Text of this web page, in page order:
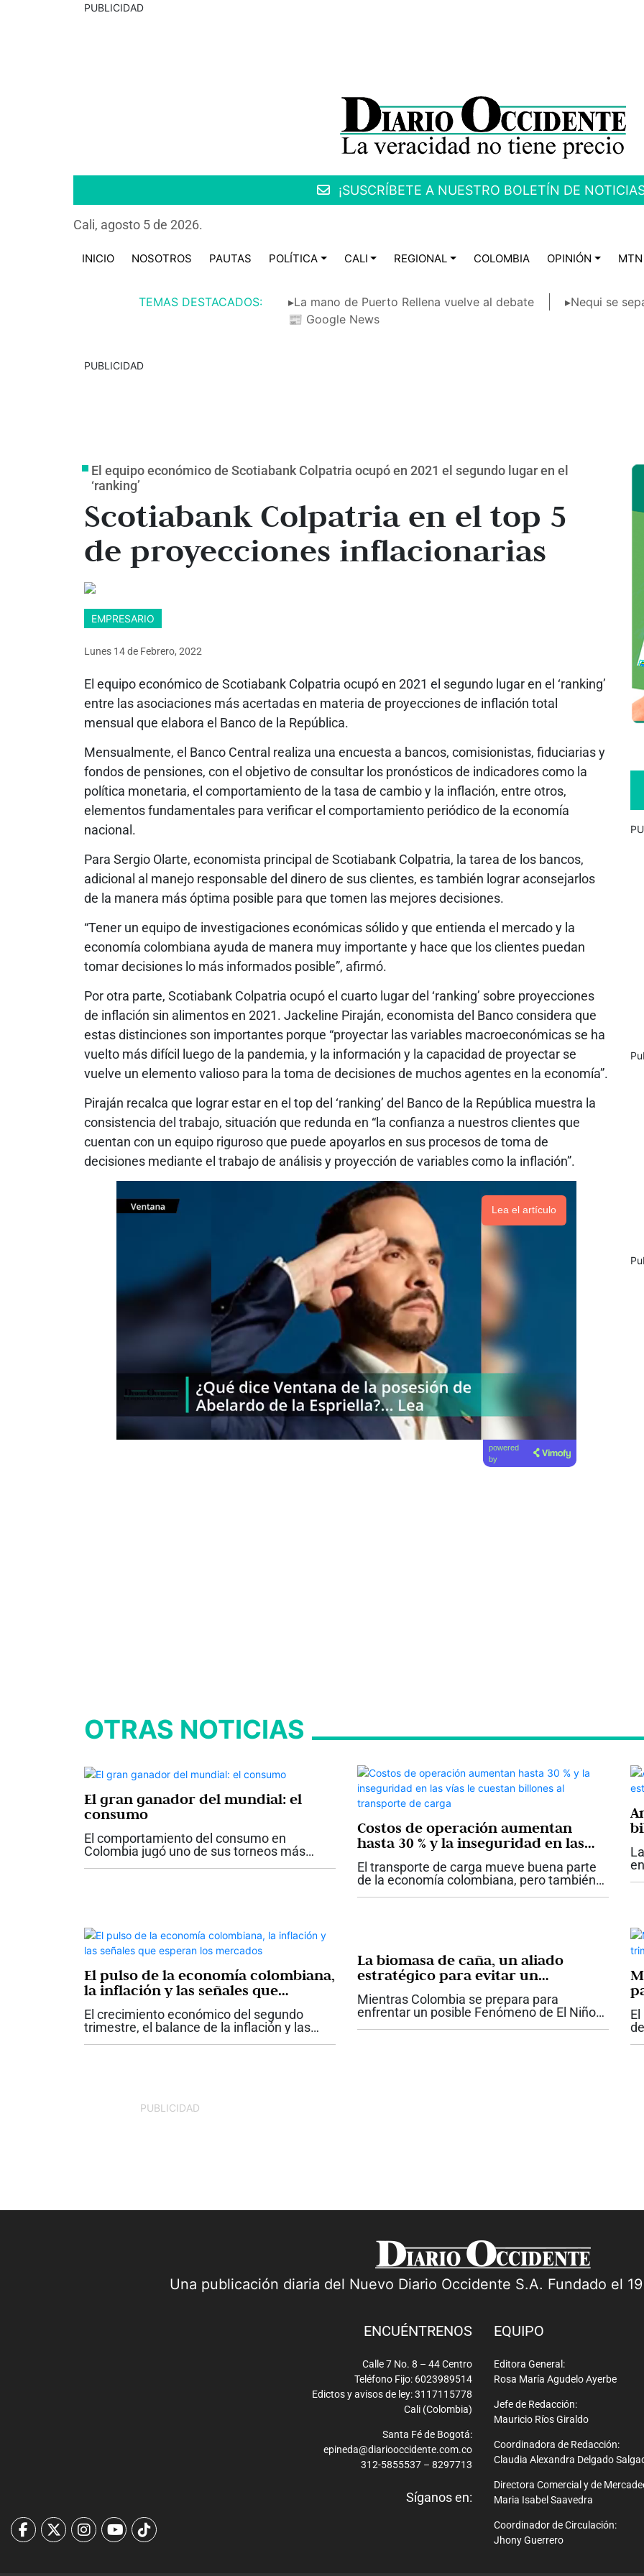
PUBLICIDAD
¡SUSCRÍBETE A NUESTRO BOLETÍN DE
Cali, agosto 5 de 2026.
INICIO NOSOTROS PAUTAS POLÍTICA CALI REGIONAL COLOMBIA OPINIÓN MTN
TEMAS DESTACADOS: ▸La mano de Puerto Rellena vuelve al debate
▸Nequi se
📰 Google News
PUBLICIDAD
El equipo económico de Scotiabank Colpatria ocupó en 2021 el segundo lugar en el
‘ranking’
Scotiabank Colpatria en el top 5
de proyecciones inflacionarias
EMPRESARIO
Lunes 14de Febrero, 2022
El equipo económico de Scotiabank Colpatria ocupó en 2021 el segundo lugar en el ‘ranking’
entre las asociaciones más acertadas en materia de proyecciones de inflación total
mensual que elabora el Banco de la República.
Mensualmente, el Banco Central realiza una encuesta a bancos, comisionistas, fiduciarias y
fondos de pensiones, con el objetivo de consultar los pronósticos de indicadores como la
política monetaria, el comportamiento de la tasa de cambio y la inflación, entre otros,
elementos fundamentales para verificar el comportamiento periódico de la economía
nacional.
Para Sergio Olarte, economista principal de Scotiabank Colpatria, la tarea de los bancos,
adicional al manejo responsable del dinero de sus clientes, es también lograr aconsejarlos
de la manera más óptima posible para que tomen las mejores decisiones.
“Tener un equipo de investigaciones económicas sólido y que entienda el mercado y la
economía colombiana ayuda de manera muy importante y hace que los clientes puedan
tomar decisiones lo más informados posible”, afirmó.
Por otra parte, Scotiabank Colpatria ocupó el cuarto lugar del ‘ranking’ sobre proyecciones
de inflación sin alimentos en 2021. Jackeline Piraján, economista del Banco considera que
estas distinciones son importantes porque “proyectar las variables macroeconómicas se ha
vuelto más difícil luego de la pandemia, y la información y la capacidad de proyectar se
vuelve un elemento valioso para la toma de decisiones de muchos agentes en la economía”.
Piraján recalca que lograr estar en el top del ‘ranking’ del Banco de la República muestra la
consistencia del trabajo, situación que redunda en “la confianza a nuestros clientes que
cuentan con un equipo riguroso que puede apoyarlos en sus procesos de toma de
decisiones mediante el trabajo de análisis y proyección de variables como la inflación”.
Lea el artículo
powered
by
OTRAS NOTICIAS
El gran ganador del mundial: el
consumo
El comportamiento del consumo en
Colombia jugó uno de sus torneos más
Costos de operación aumentan
hasta 30 % y la inseguridad en las
vías le cuestan billones al
transporte de carga
El transporte de carga mueve buena parte
de la economía colombiana, pero también
enfrenta uno de los momentos más
El pulso de la economía colombiana,
la inflación y las señales que
esperan los mercados
El crecimiento económico del segundo
trimestre, el balance de la inflación y las
tasas de interés durante la primera mitad
La biomasa de caña, un aliado
estratégico para evitar un
racionamiento de energía en
Colombia
Mientras Colombia se prepara para
enfrentar un posible Fenómeno de El Niño
que podría poner bajo presión el sistema
PUBLICIDAD
Una publicación diaria del Nuevo Diario Occidente S.A. Fundado el
ENCUÉNTRENOS
Calle 7 No. 8 – 44 Centro
Teléfono Fijo: 6023989514
Edictos y avisos de ley: 3117115778
Cali (Colombia)
Santa Fé de Bogotá:
epineda@diariooccidente.com.co
312-5855537 – 8297713
Síganos en:
EQUIPO
Editora General:
Rosa María Agudelo Ayerbe
Jefe de Redacción:
Mauricio Ríos Giraldo
Coordinadora de Redacción:
Claudia Alexandra Delgado
Directora Comercial y de
Maria Isabel Saavedra
Coordinador de Circulación:
Jhony Guerrero